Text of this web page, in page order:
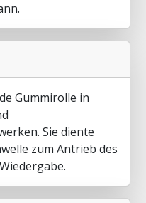
Gummirolle in
Sie diente
zum Antrieb des